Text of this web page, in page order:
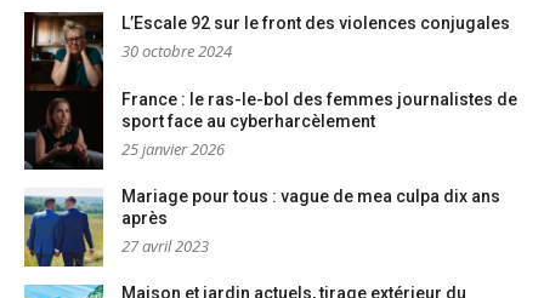
L’Escale 92 sur le front des violences conjugales
30 octobre 2024
France : le ras-le-bol des femmes journalistes de
sport face au cyberharcèlement
25 janvier 2026
Mariage pour tous : vague de mea culpa dix ans
après
27 avril 2023
Maison et jardin actuels, tirage extérieur du